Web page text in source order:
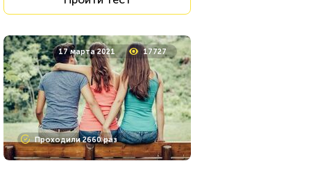
17 марта 2021 17727
Проходили 2660 раз